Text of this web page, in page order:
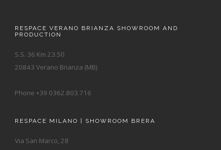
RESPACE VERANO BRIANZA SHOWROOM AND
PRODUCTION
S.S. 36 Km 23.50
20843 Verano Brianza (MB)
Phone +39 0362.803.716
RESPACE MILANO | SHOWROOM BRERA
Via San Marco, 28